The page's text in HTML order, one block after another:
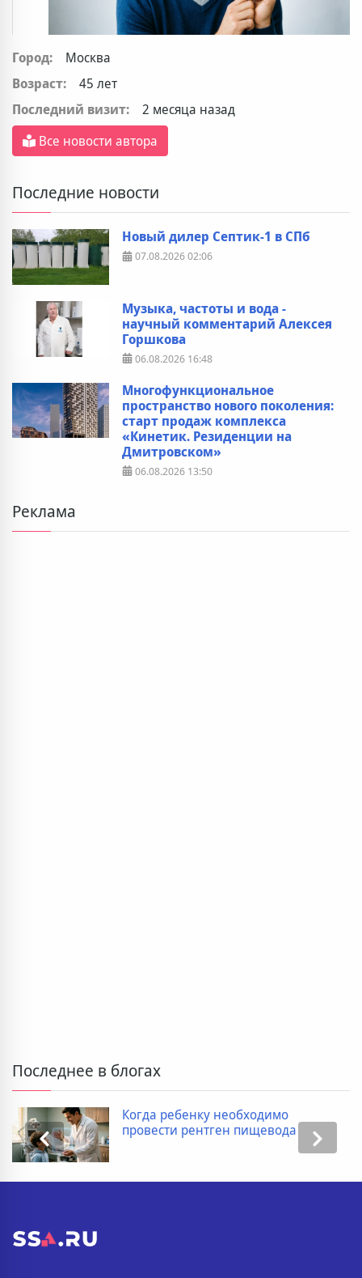
Город:
Москва
Возраст:
45 лет
Последний визит:
2 месяца назад
Все новости автора
Последние новости
Новый дилер Септик-1 в СПб
07.08.202602:06
Музыка, частоты и вода -
научный комментарий Алексея
Горшкова
06.08.2026 16:48
Многофункциональное
пространство нового поколения:
старт продаж комплекса
«Кинетик. Резиденции на
Дмитровском»
06.08.2026 13:50
Реклама
Последнее в блогах
Когда ребенку необходимо
провести рентген пищевода